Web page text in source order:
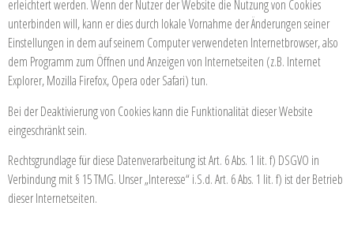
erleichtert werden. Wenn der Nutzer der Website die Nutzung von Cookies
unterbinden will, kann er dies durch lokale Vornahme der Änderungen seiner
Einstellungen in dem auf seinem Computer verwendeten Internetbrowser, also
dem Programm zum Öffnen und Anzeigen von Internetseiten (z.B. Internet
Explorer, Mozilla Firefox, Opera oder Safari) tun.
Bei der Deaktivierung von Cookies kann die Funktionalität dieser Website
eingeschränkt sein.
Rechtsgrundlage für diese Datenverarbeitung ist Art. 6 Abs. 1 lit. f) DSGVO in
Verbindung mit § 15 TMG. Unser „Interesse“ i.S.d. Art. 6 Abs. 1 lit. f) ist der Betrieb
dieser Internetseiten.